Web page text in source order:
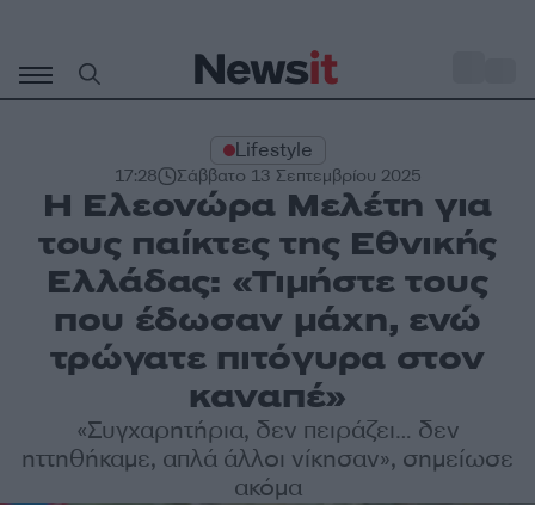
περιεχόμενο
Lifestyle
17:28 Σάββατο 13 Σεπτεμβρίου 2025
Η Ελεονώρα Μελέτη για
τους παίκτες της Εθνικής
Ελλάδας: «Τιμήστε τους
που έδωσαν μάχη, ενώ
τρώγατε πιτόγυρα στον
καναπέ»
«Συγχαρητήρια, δεν πειράζει… δεν
ηττηθήκαμε, απλά άλλοι νίκησαν», σημείωσε
ακόμα